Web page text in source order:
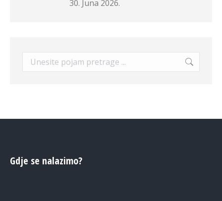
30. Juna 2026.
Search:
Gdje se nalazimo?